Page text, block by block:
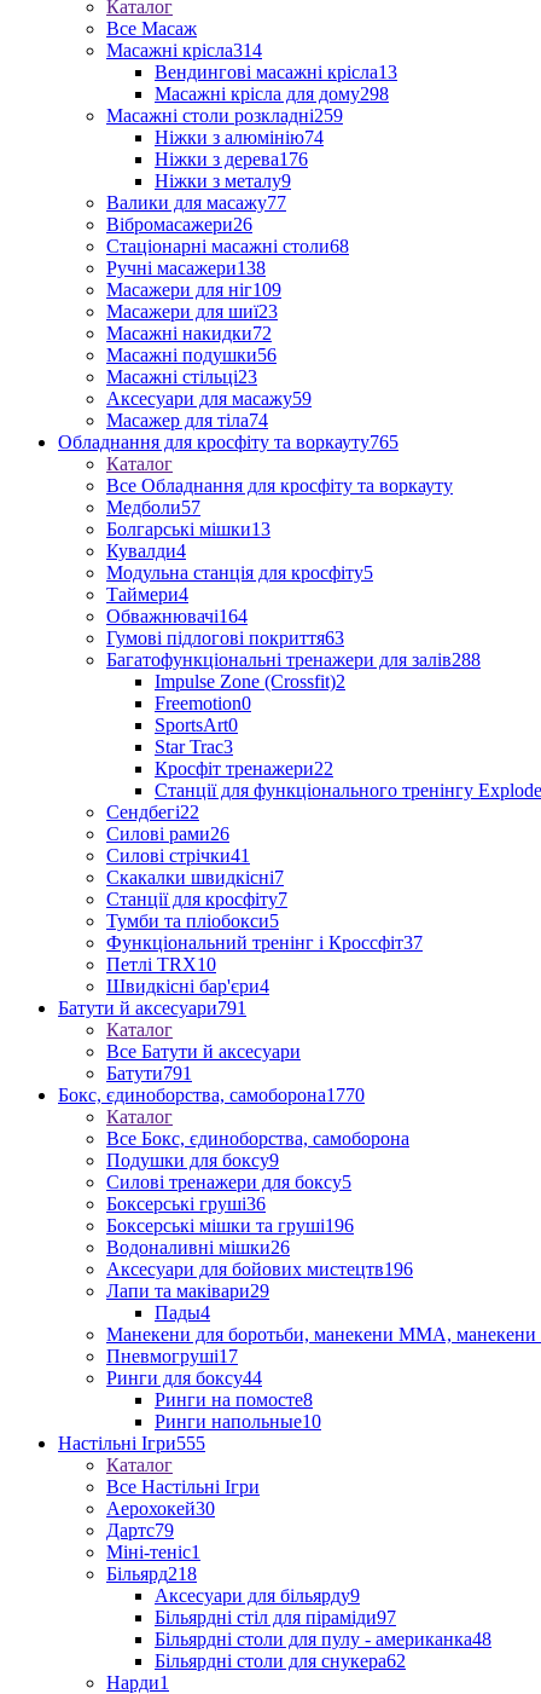
Каталог
Все Масаж
Масажні крісла314
Вендингові масажні крісла13
Масажні крісла для дому298
Масажні столи розкладні259
Ніжки з алюмінію74
Ніжки з дерева176
Ніжки з металу9
Валики для масажу77
Вібромасажери26
Стаціонарні масажні столи68
Ручні масажери138
Масажери для ніг109
Масажери для шиї23
Масажні накидки72
Масажні подушки56
Масажні стільці23
Аксесуари для масажу59
Масажер для тіла74
Обладнання для кросфіту та воркауту765
Каталог
Все Обладнання для кросфіту та воркауту
Медболи57
Болгарські мішки13
Кувалди4
Модульна станція для кросфіту5
Таймери4
Обважнювачі164
Гумові підлогові покриття63
Багатофункціональні тренажери для залів288
Impulse Zone (Crossfit)2
Freemotion0
SportsArt0
Star Trac3
Кросфіт тренажери22
Станції для функціонального тренінгу Explode
Сендбегі22
Силові рами26
Силові стрічки41
Скакалки швидкісні7
Станції для кросфіту7
Тумби та пліобокси5
Функціональний тренінг і Кроссфіт37
Петлі TRX10
Швидкісні бар'єри4
Батути й аксесуари791
Каталог
Все Батути й аксесуари
Батути791
Бокс, єдиноборства, самоборона1770
Каталог
Все Бокс, єдиноборства, самоборона
Подушки для боксу9
Силові тренажери для боксу5
Боксерські груші36
Боксерські мішки та груші196
Водоналивні мішки26
Аксесуари для бойових мистецтв196
Лапи та маківари29
Пады4
Манекени для боротьби, манекени ММА, манекени
Пневмогруші17
Ринги для боксу44
Ринги на помосте8
Ринги напольные10
Настільні Ігри555
Каталог
Все Настільні Ігри
Аерохокей30
Дартс79
Міні-теніс1
Більярд218
Аксесуари для більярду9
Більярдні стіл для піраміди97
Більярдні столи для пулу - американка48
Більярдні столи для снукера62
Нарди1